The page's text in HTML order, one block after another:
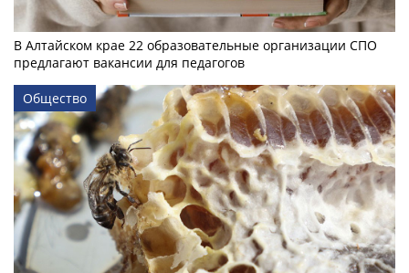
В Алтайском крае 22 образовательные организации СПО
предлагают вакансии для педагогов
Общество